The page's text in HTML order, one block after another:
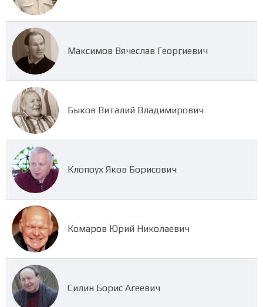
Максимов Вячеслав Георгиевич
Быков Виталий Владимирович
Клопоух Яков Борисович
Комаров Юрий Николаевич
Силин Борис Агеевич